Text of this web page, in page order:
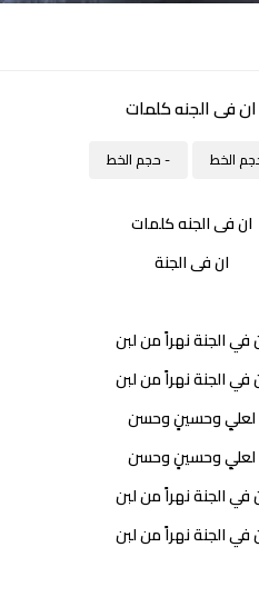
ان فى الجنه كلمات
الخط - حجم الخط
ان فى الجنه كلمات
ان فى الجنة
في الجنة نهراً من لبن
في الجنة نهراً من لبن
لعليٍ وحسينٍ وحسن
لعليٍ وحسينٍ وحسن
في الجنة نهراً من لبن
في الجنة نهراً من لبن